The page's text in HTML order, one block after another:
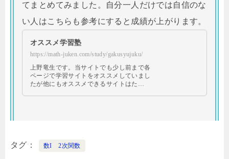
てまとめてみました。自分一人だけでは自信のな
い人はこちらも参考にすると成績が上がります。
オススメ学習塾
https://math-juken.com/study/gakusyujuku/
上野竜生です。当サイトでも少し前まで各
ページで学習サイトをオススメしていまし
たが他にもオススメできるサイトはた…
タグ 数I 2次関数